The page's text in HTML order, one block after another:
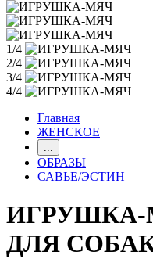
1/4
2/4
3/4
4/4
Главная
ЖЕНСКОЕ
...
ОБРАЗЫ
САВЬЕ/ЭСТИН
ИГРУШКА-
ДЛЯ